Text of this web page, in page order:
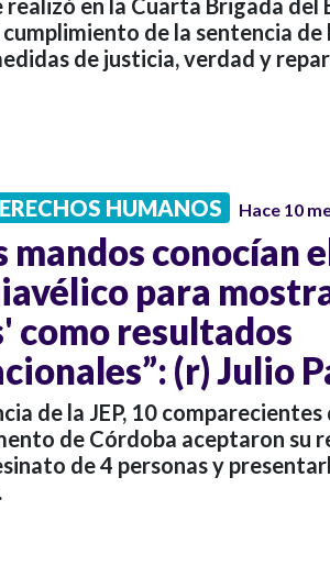
realizó en la Cuarta Brigada del
de la sentencia de
de justicia, verdad y
HUMANOS Hace 10
mandos conocían
para
como resultados
(r) Julio
de la JEP, 10 comparecientes
de Córdoba aceptaron su
de 4 personas y